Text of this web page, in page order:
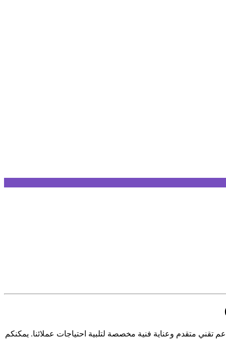
تقني متقدم وعناية فنية مخصصة لتلبية احتياجات عملائنا. يمكنكم